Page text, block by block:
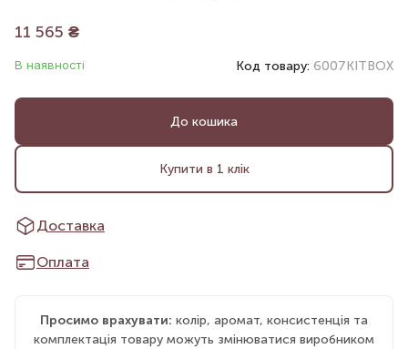
11 565 ₴
В наявності Код товару: 6007KITBOX
До кошика
Купити в 1 клік
Доставка
Оплата
Просимо врахувати: колір, аромат, консистенція та
комплектація товару можуть змінюватися виробником